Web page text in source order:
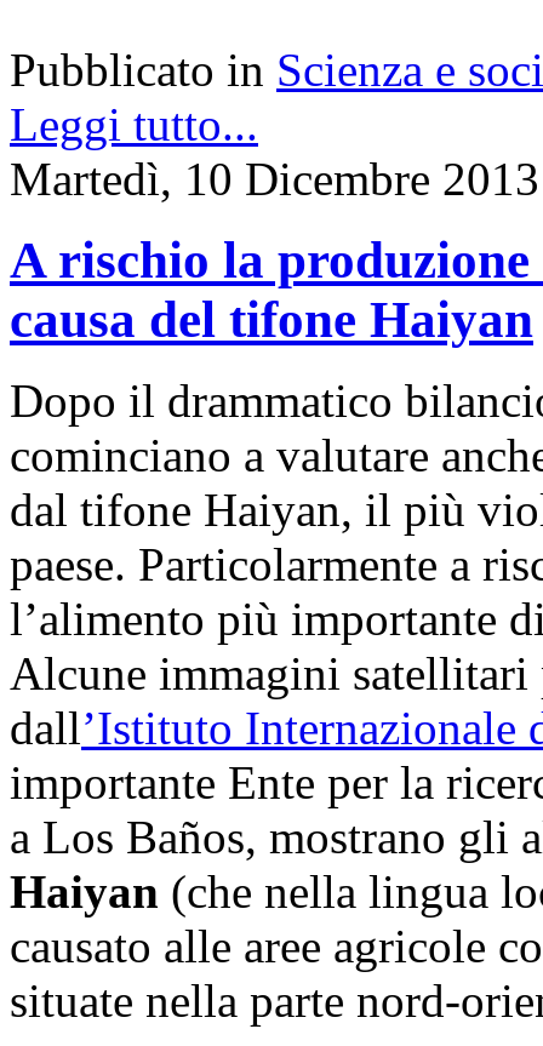
Pubblicato in Scienza e
Leggi tutto...
Martedì, 10 Dicembre
A rischio la
causa del tifone Haiyan
Dopo il drammatico
cominciano a valutare
dal tifone Haiyan, il più
paese. Particolarmente a
l’alimento più importante
Alcune immagini
dall’Istituto Internazionale
importante Ente per la
a Los Baños, mostrano gli
Haiyan (che nella lingua
causato alle aree agricole
situate nella parte nord-